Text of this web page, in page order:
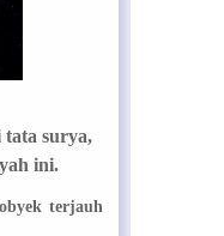
surya,
ini.
terjauh